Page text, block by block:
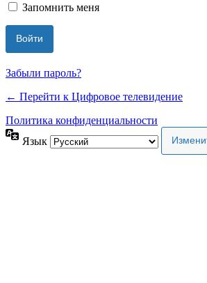
Запомнить меня
Забыли пароль?
← Перейти к Цифровое телевидение
Политика конфиденциальности
Язык